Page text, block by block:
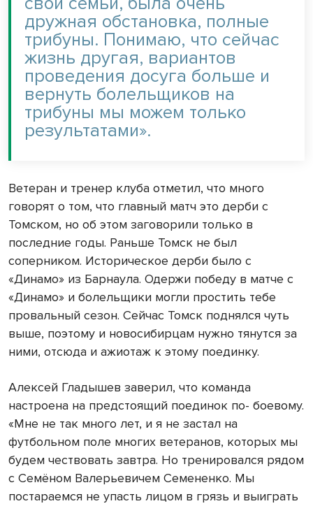
дружная обстановка, полные
трибуны. Понимаю, что сейчас
жизнь другая, вариантов
проведения досуга больше и
вернуть болельщиков на
трибуны мы можем только
результатами».
Ветеран и тренер клуба отметил, что много
говорят о том, что главный матч это дерби с
Томском, но об этом заговорили только в
последние годы. Раньше Томск не был
соперником. Историческое дерби было с
«Динамо» из Барнаула. Одержи победу в матче с
«Динамо» и болельщики могли простить тебе
провальный сезон. Сейчас Томск поднялся чуть
выше, поэтому и новосибирцам нужно тянутся за
ними, отсюда и ажиотаж к этому поединку.
Алексей Гладышев заверил, что команда
настроена на предстоящий поединок по- боевому.
«Мне не так много лет, и я не застал на
футбольном поле многих ветеранов, которых мы
будем чествовать завтра. Но тренировался рядом
с Семёном Валерьевичем Семененко. Мы
постараемся не упасть лицом в грязь и выиграть